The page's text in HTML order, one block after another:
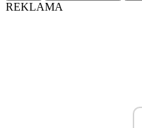
REKLAMA